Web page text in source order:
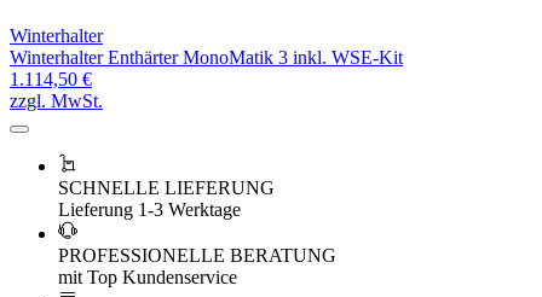
Winterhalter
Winterhalter Enthärter MonoMatik 3 inkl. WSE-Kit
1.114,50 €
zzgl. MwSt.
SCHNELLE LIEFERUNG
Lieferung 1-3 Werktage
PROFESSIONELLE BERATUNG
mit Top Kundenservice